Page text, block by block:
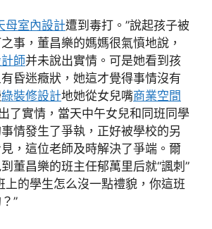
母室內設計遭到毒打。”說起孩子被
事，董昌樂的媽媽很氣憤地說，
師并未說出實情。可是她看到孩
昏迷癥狀，她這才覺得事情沒有
綠裝修設計地她從女兒嘴商業空間
出了實情，當天中午女兒和同班同學
情發生了爭執，正好被學校的另
，這位老師及時解決了爭端。爾
董昌樂的班主任郁萬里后就“諷刺”
上的學生怎么沒一點禮貌，你這班
”